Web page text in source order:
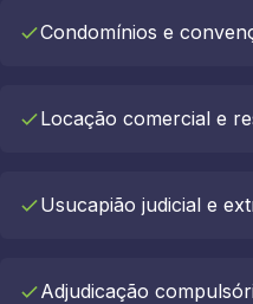
Condomínios e
Locação comercial e
Usucapião judicial e
Adjudicação